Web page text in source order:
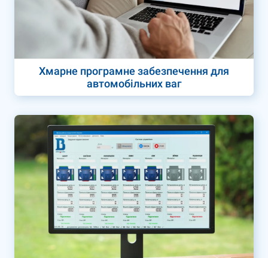
Хмарне програмне забезпечення для
автомобільних ваг